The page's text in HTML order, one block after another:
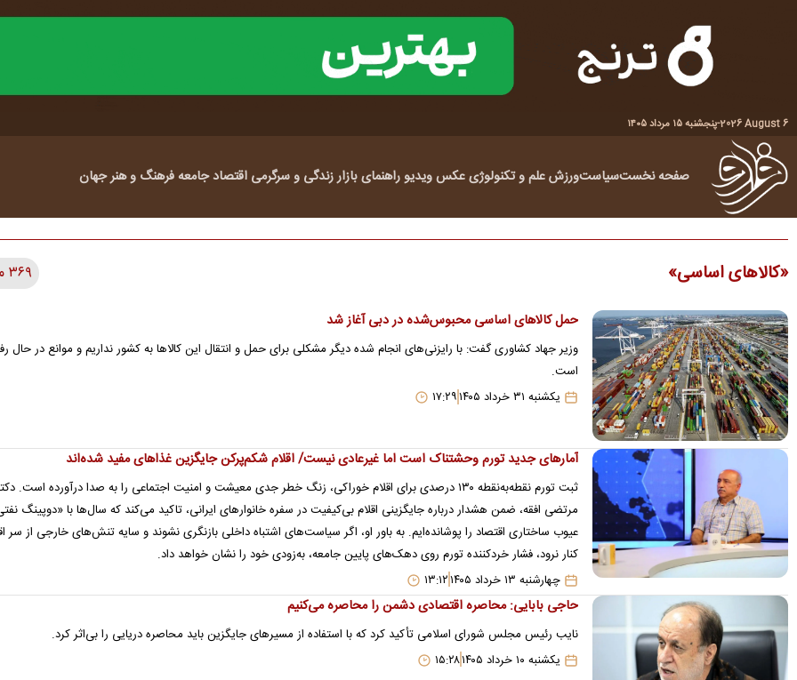
2026 August 6
-پنجشنبه ۱۵ مرداد ۱۴۰۵
صفحه نخستسیاستورزشعلم و تکنولوژیعکسویدیوراهنمای بازارزندگی و سرگرمی اقتصادجامعه فرهنگ و هنرجهان
کالاهای اساسی ۳۶۹ مطلب
حمل کالاهای اساسی محبوس‌شده در دبی آغاز شد
وزیر جهاد کشاوری گفت: با رایزنی‌های انجام شده دیگر مشکلی برای حمل و انتقال این کالاها به کشور نداریم و موانع در حال
است.
یکشنبه ۳۱ خرداد ۱۴۰۵ ۱۷:۲۹
آمارهای جدید تورم وحشتناک است اما غیرعادی نیست/ اقلام شکم‌پرکن جایگزین غذاهای مفید شده‌اند
ثبت تورم نقطه‌به‌نقطه ۱۳۰ درصدی برای اقلام خوراکی، زنگ خطر جدی معیشت و امنیت اجتماعی را به صدا درآورده است.
مرتضی افقه، ضمن هشدار درباره جایگزینی اقلام بی‌کیفیت در سفره خانوارهای ایرانی، تاکید می‌کند که سال‌ها با «دوپینگ
عیوب ساختاری اقتصاد را پوشانده‌ایم. به باور او، اگر سیاست‌های اشتباه داخلی بازنگری نشوند و سایه تنش‌های خارجی از سر
کنار نرود، فشار خردکننده تورم روی دهک‌های پایین جامعه، به‌زودی خود را نشان خواهد داد.
چهارشنبه ۱۳ خرداد ۱۴۰۵ ۱۳:۱۲
حاجی‌ بابایی: محاصره اقتصادی دشمن را محاصره می‌کنیم
نایب رئیس مجلس شورای اسلامی تأکید کرد که با استفاده از مسیرهای جایگزین باید محاصره دریایی را بی‌اثر کرد.
یکشنبه ۱۰ خرداد ۱۴۰۵ ۱۵:۲۸